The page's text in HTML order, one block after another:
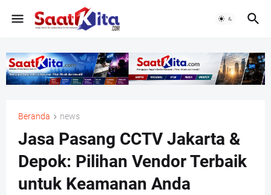
Beranda news
Jasa Pasang CCTV Jakarta &
Depok: Pilihan Vendor Terbaik
untuk Keamanan Anda